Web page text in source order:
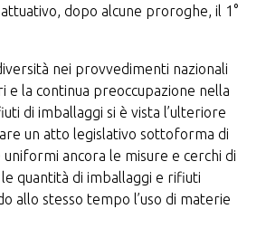
dopo alcune proroghe, il 1°
nei provvedimenti nazionali
e la continua preoccupazione nella
di imballaggi si è vista l’ulteriore
un atto legislativo sottoforma di
ancora le misure e cerchi di
quantità di imballaggi e rifiuti
allo stesso tempo l’uso di materie